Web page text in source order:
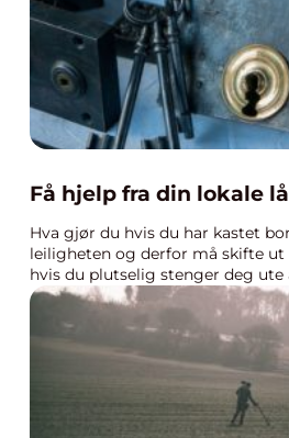
Få hjelp fra din lokale
Hva gjør du hvis du har kastet
leiligheten og derfor må skifte ut
hvis du plutselig stenger deg ute